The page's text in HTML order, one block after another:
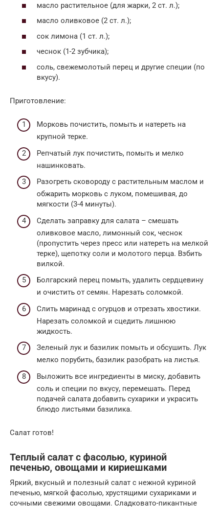
масло растительное (для жарки, 2 ст. л.);
масло оливковое (2 ст. л.);
сок лимона (1 ст. л.);
чеснок (1-2 зубчика);
соль, свежемолотый перец и другие специи (по
вкусу).
Приготовление:
Морковь почистить, помыть и натереть на
крупной терке.
Репчатый лук почистить, помыть и мелко
нашинковать.
Разогреть сковороду с растительным маслом и
обжарить морковь с луком, помешивая, до
мягкости (3-4 минуты).
Сделать заправку для салата – смешать
оливковое масло, лимонный сок, чеснок
(пропустить через пресс или натереть на мелкой
терке), щепотку соли и молотого перца. Взбить
вилкой.
Болгарский перец помыть, удалить сердцевину
и очистить от семян. Нарезать соломкой.
Слить маринад с огурцов и отрезать хвостики.
Нарезать соломкой и сцедить лишнюю
жидкость.
Зеленый лук и базилик помыть и обсушить. Лук
мелко порубить, базилик разобрать на листья.
Выложить все ингредиенты в миску, добавить
соль и специи по вкусу, перемешать. Перед
подачей салата добавить сухарики и украсить
блюдо листьями базилика.
Салат готов!
Теплый салат с фасолью, куриной
печенью, овощами и кириешками
Яркий, вкусный и полезный салат с нежной куриной
печенью, мягкой фасолью, хрустящими сухариками и
сочными свежими овощами. Сладковато-пикантные